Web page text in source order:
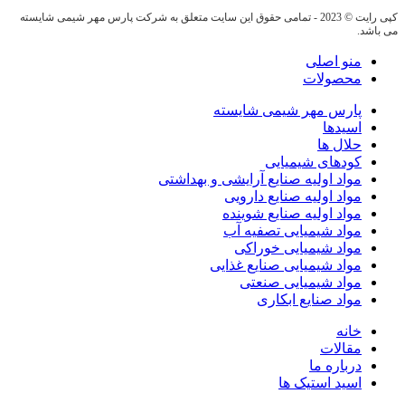
کپی رایت © 2023 - تمامی حقوق این سایت متعلق به شرکت پارس مهر شیمی شایسته
می باشد.
منو اصلی
محصولات
پارس مهر شیمی شایسته
اسیدها
حلال ها
کودهای شیمیایی
مواد اولیه صنایع آرایشی و بهداشتی
مواد اولیه صنایع دارویی
مواد اولیه صنایع شوینده
مواد شیمیایی تصفیه آب
مواد شیمیایی خوراکی
مواد شیمیایی صنایع غذایی
مواد شیمیایی صنعتی
مواد صنایع ابکاری
خانه
مقالات
درباره ما
اسید استیک ها